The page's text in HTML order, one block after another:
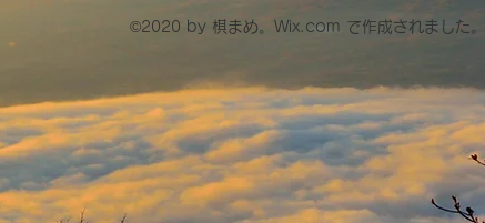
©2020 by 棋まめ。Wix.com で作成されました。